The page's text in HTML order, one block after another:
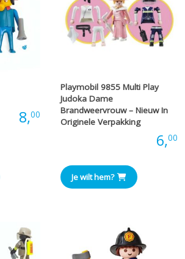
8,00
Playmobil 9855 Multi Play
Judoka Dame
Brandweervrouw – Nieuw In
Originele Verpakking
6,00
Je wilt hem?